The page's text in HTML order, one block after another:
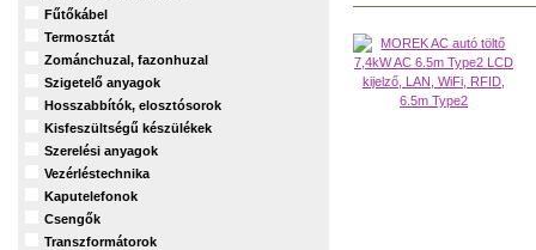
Fűtőkábel
Termosztát
Zománchuzal, fazonhuzal
Szigetelő anyagok
Hosszabbítók, elosztósorok
Kisfeszültségű készülékek
Szerelési anyagok
Vezérléstechnika
Kaputelefonok
Csengők
Transzformátorok